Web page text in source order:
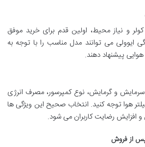
و نیاز محیط، اولین قدم برای خرید موفق
ایوولی می توانند مدل مناسب را با توجه به
پیشنهاد دهند.
و گرمایش، نوع کمپرسور، مصرف انرژی
هوا توجه کنید. انتخاب صحیح این ویژگی ها
رضایت کاربران می شود.
از فروش